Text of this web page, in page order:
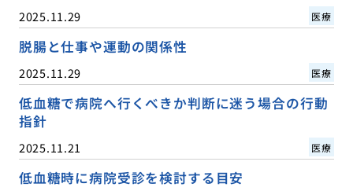
2025.11.29 医療
脱腸と仕事や運動の関係性
2025.11.29 医療
低血糖で病院へ行くべきか判断に迷う場合の行動
指針
2025.11.21 医療
低血糖時に病院受診を検討する目安